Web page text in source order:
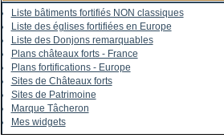
Liste bâtiments fortifiés NON classiques
Liste des églises fortifiées en Europe
Liste des Donjons remarquables
Plans châteaux forts - France
Plans fortifications - Europe
Sites de Châteaux forts
Sites de Patrimoine
Marque Tâcheron
Mes widgets